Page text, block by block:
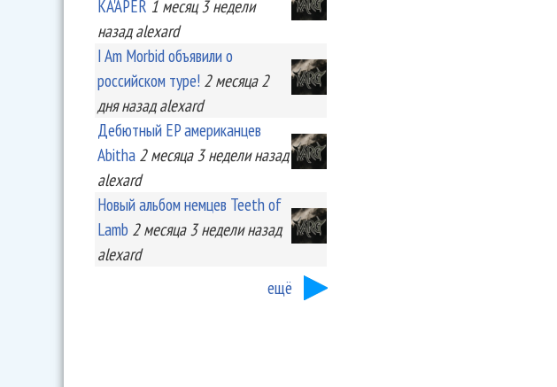
KA'APER 1 месяц 3 недели
назад alexard
I Am Morbid объявили о
российском туре! 2 месяца 2
дняназад alexard
Дебютный EP американцев
Abitha 2 месяца 3 неделиназад
alexard
Новый альбом немцев Teeth of
Lamb 2 месяца 3 неделиназад
alexard
ещё